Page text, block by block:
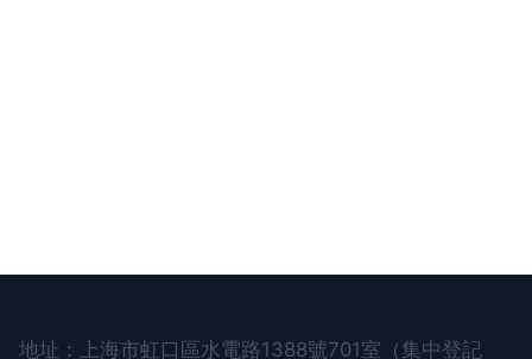
地址：上海市虹口區水電路1388號701室（集中登記